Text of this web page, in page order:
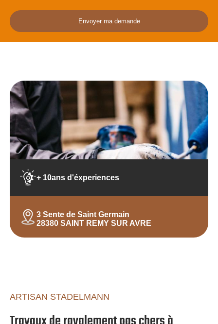
+ 10ans d'éxperiences
3 Sente de Saint Germain
28380 SAINT REMY SUR AVRE
ARTISAN STADELMANN